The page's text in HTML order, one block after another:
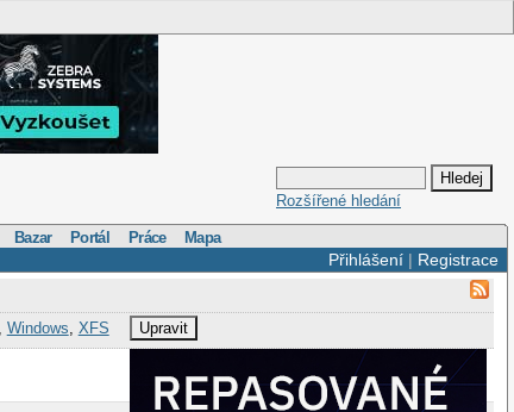
Rozšířené hledání
Bazar Portál Práce Mapa
Přihlášení| Registrace
Windows XFS Upravit